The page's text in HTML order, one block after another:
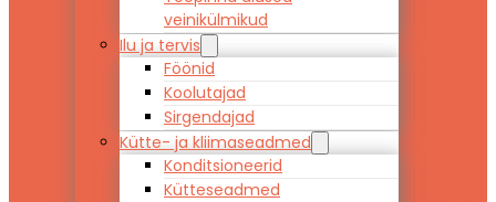
veinikülmikud
Ilu ja tervis
Föönid
Koolutajad
Sirgendajad
Kütte- ja kliimaseadmed
Konditsioneerid
Kütteseadmed